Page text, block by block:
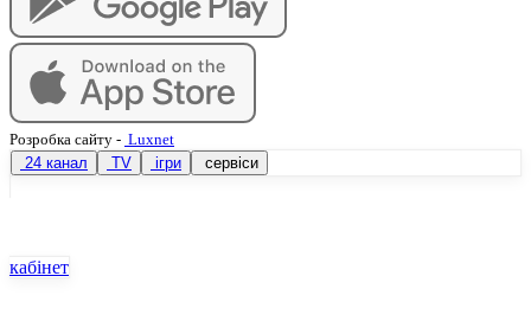
Розробка сайту - Luxnet
24 канал
TV ігри сервіси
кабінет